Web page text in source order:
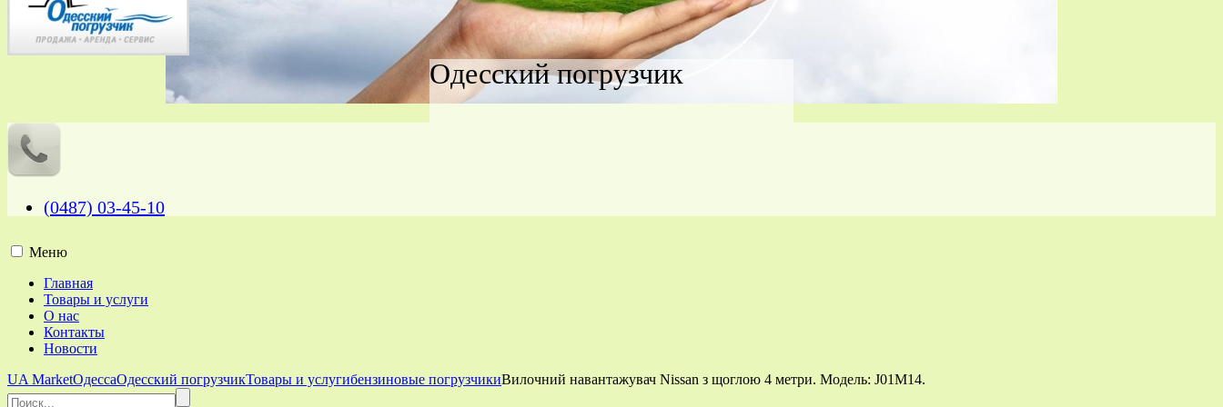
Одесский погрузчик
(0487) 03-45-10
Меню
Главная
Товары и услуги
О нас
Контакты
Новости
UA MarketОдессаОдесский погрузчикТовары и услугибензиновые погрузчикиВилочний навантажувач Nissan з щоглою 4 метри. Модель: J01M14.